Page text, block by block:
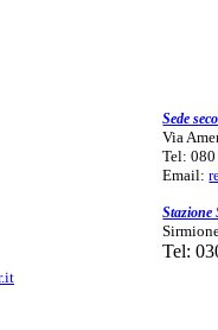
Sede
Via
Tel:
Email:
Tel: